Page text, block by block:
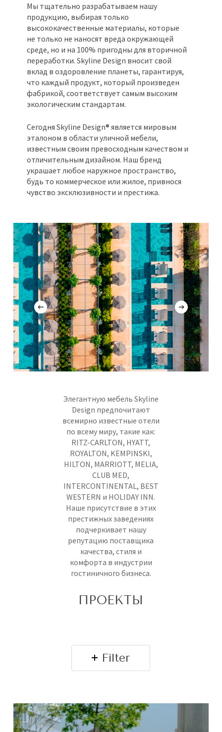
Мы тщательно разрабатываем нашу
продукцию, выбирая только
высококачественные материалы, которые
не только не наносят вреда окружающей
среде, но и на 100% пригодны для вторичной
переработки. Skyline Design вносит свой
вклад в оздоровление планеты, гарантируя,
что каждый продукт, который произведен
фабрикой, соответствует самым высоким
экологическим стандартам.
Сегодня Skyline Design® является мировым
эталоном в области уличной мебели,
известным своим превосходным качеством и
отличительным дизайном. Наш бренд
украшает любое наружное пространство,
будь то коммерческое или жилое, привнося
чувство эксклюзивности и престижа.
Элегантную мебель Skyline
Design предпочитают
всемирно известные отели
по всему миру, такие как:
RITZ-CARLTON, HYATT,
ROYALTON, KEMPINSKI,
HILTON, MARRIOTT, MELIA,
CLUB MED,
INTERCONTINENTAL, BEST
WESTERN и HOLIDAY INN.
Наше присутствие в этих
престижных заведениях
подчеркивает нашу
репутацию поставщика
качества, стиля и
комфорта в индустрии
гостиничного бизнеса.
ПРОЕКТЫ
Filter